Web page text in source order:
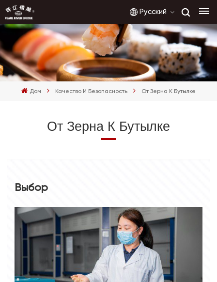
Русский
English
français
español
Дом Качество И Безопасность От Зерна К Бутылке
От Зерна К Бутылке
Выбор